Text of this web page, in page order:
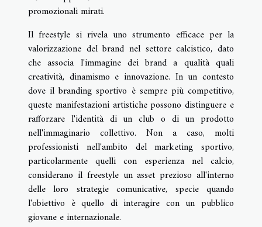
promozionali mirati.
Il freestyle si rivela uno strumento efficace per la
valorizzazione del brand nel settore calcistico, dato
che associa l'immagine dei brand a qualità quali
creatività, dinamismo e innovazione. In un contesto
dove il branding sportivo è sempre più competitivo,
queste manifestazioni artistiche possono distinguere e
rafforzare l'identità di un club o di un prodotto
nell'immaginario collettivo. Non a caso, molti
professionisti nell'ambito del marketing sportivo,
particolarmente quelli con esperienza nel calcio,
considerano il freestyle un asset prezioso all'interno
delle loro strategie comunicative, specie quando
l'obiettivo è quello di interagire con un pubblico
giovane e internazionale.